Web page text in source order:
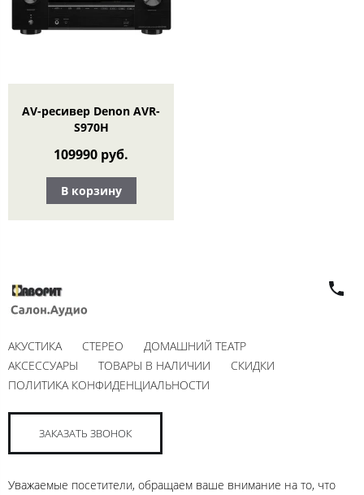
AV-ресивер Denon AVR-
S970H
109990 руб.
В корзину
АКУСТИКА СТЕРЕО
ДОМАШНИЙ ТЕАТР
АКСЕССУАРЫ
ТОВАРЫ В НАЛИЧИИ
СКИДКИ
ПОЛИТИКА КОНФИДЕНЦИАЛЬНОСТИ
ЗАКАЗАТЬ ЗВОНОК
Уважаемые посетители, обращаем ваше внимание на то, что